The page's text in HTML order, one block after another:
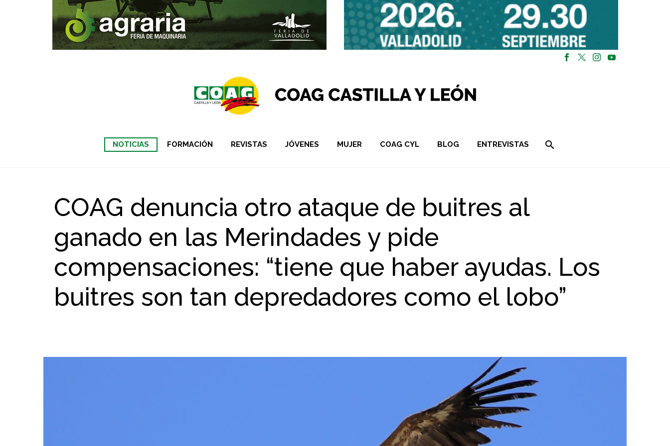
NOTICIAS FORMACIÓN REVISTAS JÓVENES MUJER COAG CYL BLOG ENTREVISTAS
COAG denuncia otro ataque de buitres al
ganado en las Merindades y pide
compensaciones: “tiene que haber ayudas. Los
buitres son tan depredadores como el lobo”